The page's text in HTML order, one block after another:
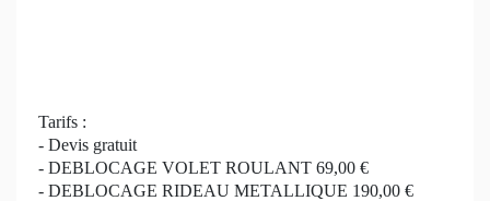
Tarifs :
- Devis gratuit
- DEBLOCAGE VOLET ROULANT 69,00 €
- DEBLOCAGE RIDEAU METALLIQUE 190,00 €